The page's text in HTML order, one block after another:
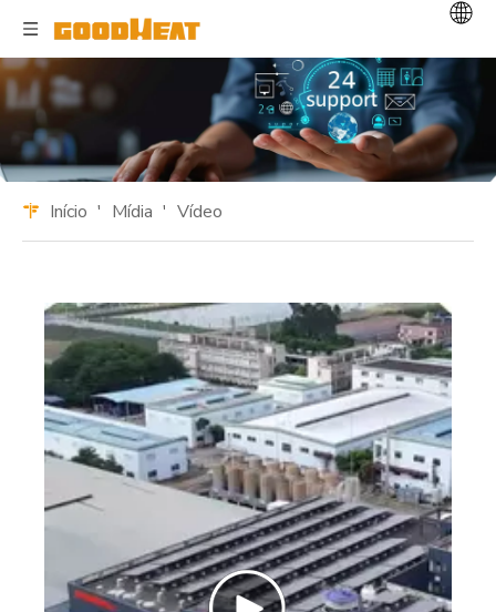
Início ' Mídia ' Vídeo